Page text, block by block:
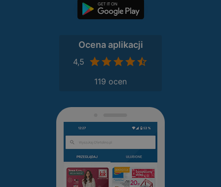
Ocena aplikacji
4,5
119 ocen